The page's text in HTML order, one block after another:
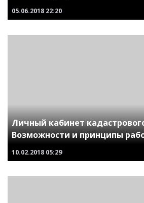
05.06.2018 22:20
Личный кабинет
Возможности и принципы
10.02.2018 05:29